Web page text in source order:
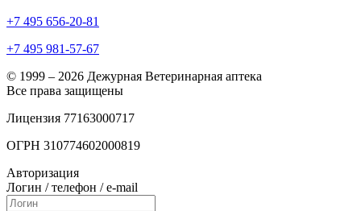
+7 495 656-20-81
+7 495 981-57-67
© 1999 – 2026 Дежурная Ветеринарная аптека
Все права защищены
Лицензия 77163000717
ОГРН 310774602000819
Авторизация
Логин / телефон / e-mail